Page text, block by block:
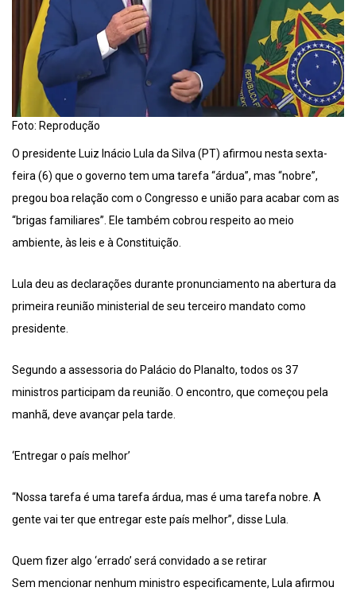
Foto: Reprodução
O presidente Luiz Inácio Lula da Silva (PT) afirmou nesta sexta-
feira (6) que o governo tem uma tarefa “árdua”, mas “nobre”,
pregou boa relação com o Congresso e união para acabar com as
“brigas familiares”. Ele também cobrou respeito ao meio
ambiente, às leis e à Constituição.
Lula deu as declarações durante pronunciamento na abertura da
primeira reunião ministerial de seu terceiro mandato como
presidente.
Segundo a assessoria do Palácio do Planalto, todos os 37
ministros participam da reunião. O encontro, que começou pela
manhã, deve avançar pela tarde.
‘Entregar o país melhor’
“Nossa tarefa é uma tarefa árdua, mas é uma tarefa nobre. A
gente vai ter que entregar este país melhor”, disse Lula.
Quem fizer algo ‘errado’ será convidado a se retirar
Sem mencionar nenhum ministro especificamente, Lula afirmou